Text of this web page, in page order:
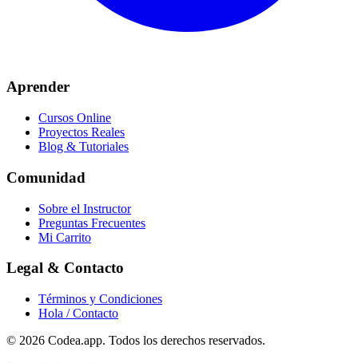
Aprender
Cursos Online
Proyectos Reales
Blog & Tutoriales
Comunidad
Sobre el Instructor
Preguntas Frecuentes
Mi Carrito
Legal & Contacto
Términos y Condiciones
Hola / Contacto
© 2026 Codea.app. Todos los derechos reservados.